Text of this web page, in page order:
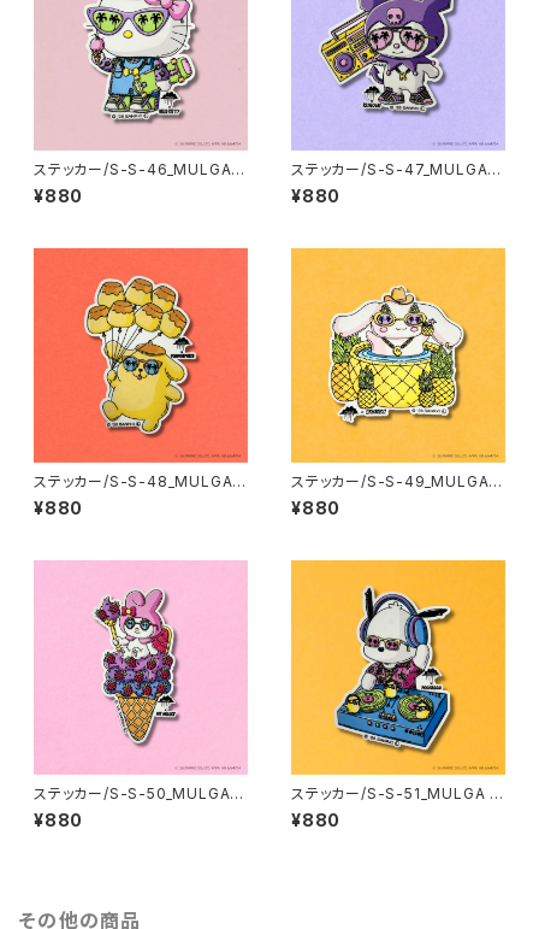
ステッカー/S-S-46_MULGA x
SANRIO CHARACTERS_Hell
o Kitty
¥880
ステッカー/S-S-47_MULGA x
SANRIO CHARACTERS_Kur
omi
¥880
ステッカー/S-S-48_MULGA x
SANRIO CHARACTERS_Po
mpompurin
¥880
ステッカー/S-S-49_MULGA x
SANRIO CHARACTERS_Cin
namoroll
¥880
ステッカー/S-S-50_MULGA x
SANRIO CHARACTERS_My
Melody
¥880
ステッカー/S-S-51_MULGA x
SANRIO CHARACTERS_Poc
hacco
¥880
その他の商品